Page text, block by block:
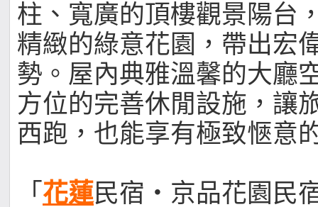
柱、寬廣的頂樓觀景陽台
精緻的綠意花園，帶出宏
勢。屋內典雅溫馨的大廳
方位的完善休閒設施，讓
西跑，也能享有極致愜意
「 花蓮民宿‧京品花園民